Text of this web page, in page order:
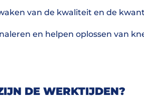
van de kwaliteit en de
en helpen oplossen van
DE WERKTIJDEN?